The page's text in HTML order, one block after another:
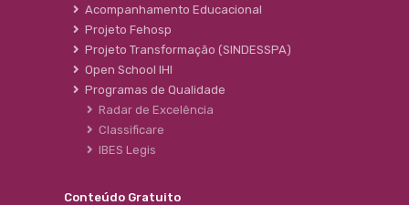
Acompanhamento Educacional
Projeto Fehosp
Projeto Transformação (SINDESSPA)
Open School IHI
Programas de Qualidade
Radar de Excelência
Classificare
IBES Legis
Conteúdo Gratuito